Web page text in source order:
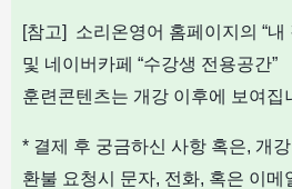
[참고] 소리온영어 홈페이지의 “내
및 네이버카페 “수강생 전용공간”
훈련콘텐츠는 개강 이후에 보여집
* 결제 후 궁금하신 사항 혹은, 개강
환불 요청시 문자, 전화, 혹은 이메